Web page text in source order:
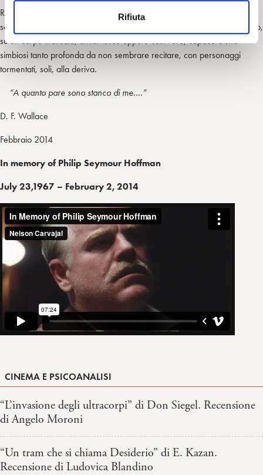
s
Rifiuta
Ricordiamolo così, per chi lo seguito filmicamente e per chi forse lo
scoprirà da ora: una faccia da bambino brufoloso, oscenamente biondo,
su un corpo inattuale, antidivistico eppure così vero, capace d’una
simbiosi tanto profonda da non sembrare recitare, con personaggi
tormentati, soli, alla deriva.
“A quanto pare sono stanco di me….”
D. F. Wallace
Febbraio 2014
In memory of Philip Seymour Hoffman
July 23,1967 – February 2, 2014
CINEMA E PSICOANALISI
“L’invasione degli ultracorpi” di Don Siegel. Recensione
di Angelo Moroni
“Un tram che si chiama Desiderio” di E. Kazan.
Recensione di Ludovica Blandino